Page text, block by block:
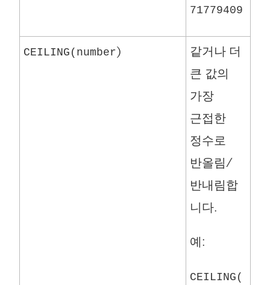
71779409
CEILING(number)
같거나 더
큰 값의
가장
근접한
정수로
반올림/
반내림합
니다.
예:
CEILING(